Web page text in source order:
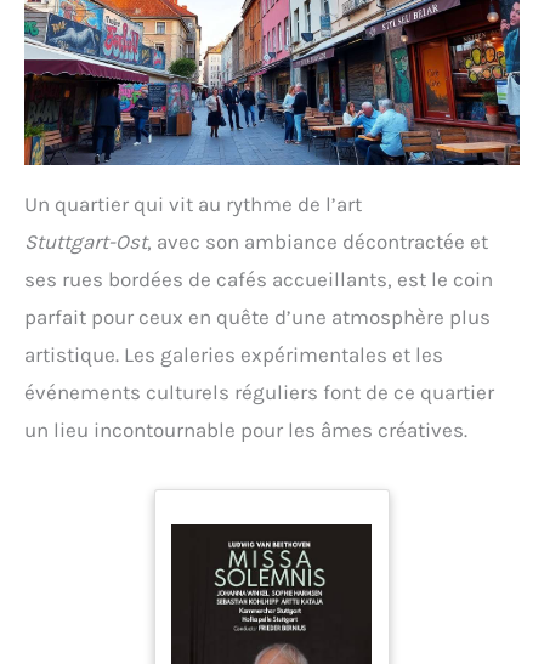
Un quartier qui vit au rythme de l’art
Stuttgart-Ost, avec son ambiance décontractée et
ses rues bordées de cafés accueillants, est le coin
parfait pour ceux en quête d’une atmosphère plus
artistique. Les galeries expérimentales et les
événements culturels réguliers font de ce quartier
un lieu incontournable pour les âmes créatives.